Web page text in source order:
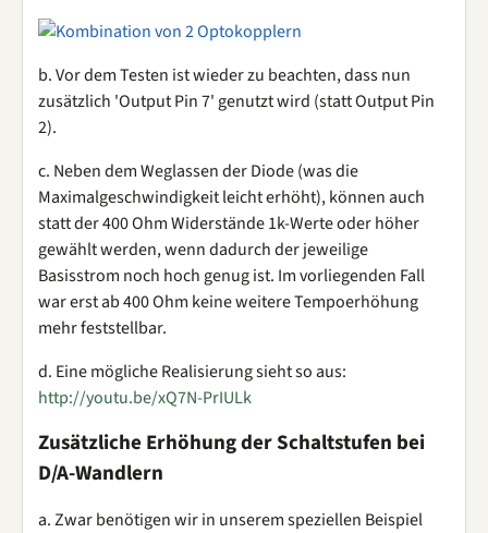
b. Vor dem Testen ist wieder zu beachten, dass nun
zusätzlich 'Output Pin 7' genutzt wird (statt Output Pin
2).
c. Neben dem Weglassen der Diode (was die
Maximalgeschwindigkeit leicht erhöht), können auch
statt der 400 Ohm Widerstände 1k-Werte oder höher
gewählt werden, wenn dadurch der jeweilige
Basisstrom noch hoch genug ist. Im vorliegenden Fall
war erst ab 400 Ohm keine weitere Tempoerhöhung
mehr feststellbar.
d. Eine mögliche Realisierung sieht so aus:
http://youtu.be/xQ7N-PrIULk
Zusätzliche Erhöhung der Schaltstufen bei
D/A-Wandlern
a. Zwar benötigen wir in unserem speziellen Beispiel